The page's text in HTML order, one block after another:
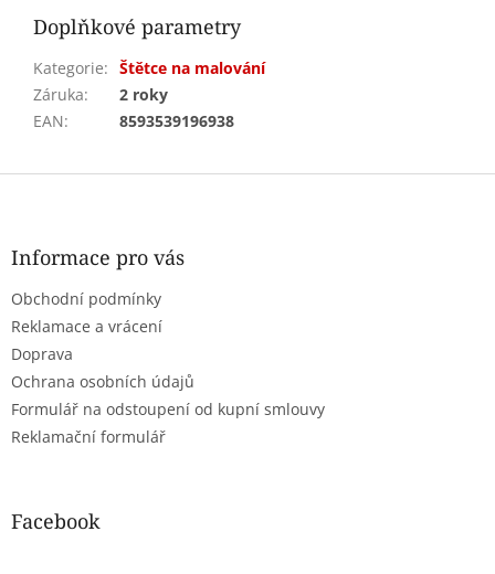
Doplňkové parametry
Kategorie: Štětce na malování
Záruka:
2 roky
EAN: 8593539196938
Z
Informace pro vás
Obchodní podmínky
Reklamace a vrácení
Doprava
Ochrana osobních údajů
Formulář na odstoupení od kupní smlouvy
Reklamační formulář
Facebook